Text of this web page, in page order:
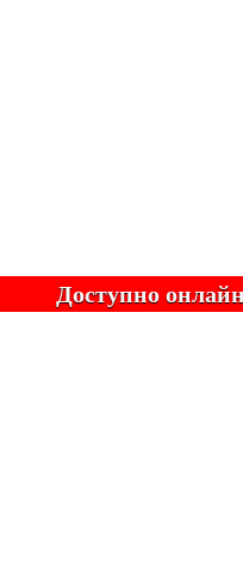
Доступно онлайн-